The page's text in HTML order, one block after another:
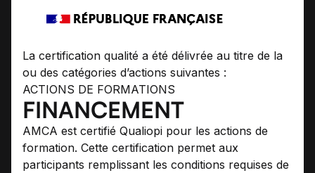
La certification qualité a été délivrée au titre de la
ou des catégories d’actions suivantes :
ACTIONS DE FORMATIONS
FINANCEMENT
AMCA est certifié Qualiopi pour les actions de
formation. Cette certification permet aux
participants remplissant les conditions requises de